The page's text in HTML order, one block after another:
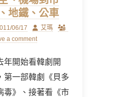
地鐵、公車
06/17 Author
艾瑪
a comment
年開始看韓劇開
第一部韓劇《貝多
毒》、接著看《市